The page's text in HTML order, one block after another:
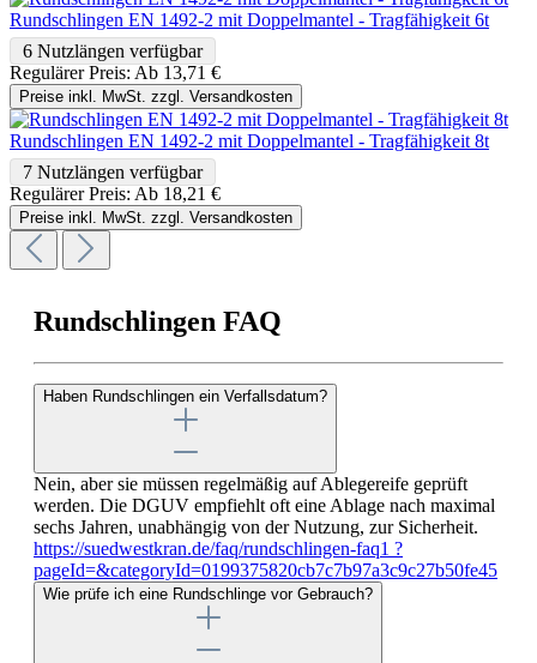
Rundschlingen EN 1492-2 mit Doppelmantel - Tragfähigkeit 6t
6 Nutzlängen verfügbar
Regulärer Preis: Ab 13,71 €
Preise inkl. MwSt. zzgl. Versandkosten
Rundschlingen EN 1492-2 mit Doppelmantel - Tragfähigkeit 8t
7 Nutzlängen verfügbar
Regulärer Preis: Ab 18,21 €
Preise inkl. MwSt. zzgl. Versandkosten
Rundschlingen FAQ
Haben Rundschlingen ein Verfallsdatum?
Nein, aber sie müssen regelmäßig auf Ablegereife geprüft
werden. Die DGUV empfiehlt oft eine Ablage nach maximal
sechs Jahren, unabhängig von der Nutzung, zur Sicherheit.
https://suedwestkran.de/faq/rundschlingen-faq1 ?
pageId=&categoryId=0199375820cb7c7b97a3c9c27b50fe45
Wie prüfe ich eine Rundschlinge vor Gebrauch?